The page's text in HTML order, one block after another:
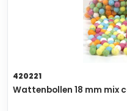
420221
Wattenbollen 18 mm mix